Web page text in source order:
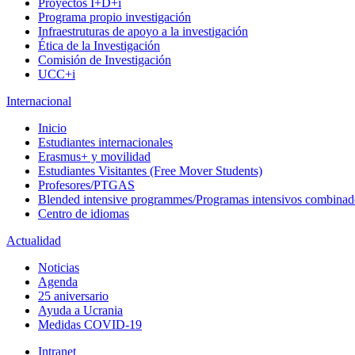
Proyectos I+D+i
Programa propio investigación
Infraestruturas de apoyo a la investigación
Ética de la Investigación
Comisión de Investigación
UCC+i
Internacional
Inicio
Estudiantes internacionales
Erasmus+ y movilidad
Estudiantes Visitantes (Free Mover Students)
Profesores/PTGAS
Blended intensive programmes/Programas intensivos
Centro de idiomas
Actualidad
Noticias
Agenda
25 aniversario
Ayuda a Ucrania
Medidas COVID-19
Intranet